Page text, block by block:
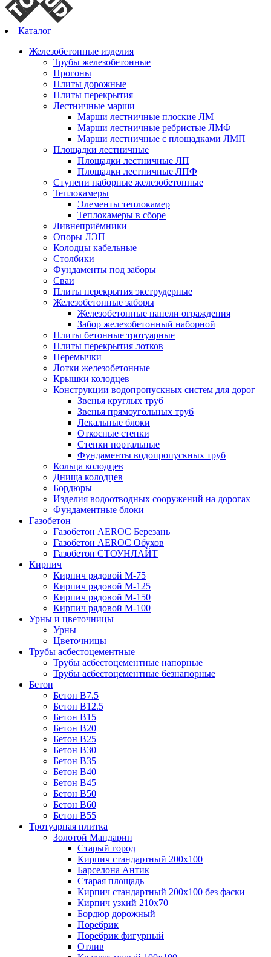
Каталог
Железобетонные изделия
Трубы железобетонные
Прогоны
Плиты дорожные
Плиты перекрытия
Лестничные марши
Марши лестничные плоские ЛМ
Марши лестничные ребристые ЛМФ
Марши лестничные с площадками ЛМП
Площадки лестничные
Площадки лестничные ЛП
Площадки лестничные ЛПФ
Ступени наборные железобетонные
Теплокамеры
Элементы теплокамер
Теплокамеры в сборе
Ливнеприёмники
Опоры ЛЭП
Колодцы кабельные
Столбики
Фундаменты под заборы
Сваи
Плиты перекрытия экструдерные
Железобетонные заборы
Железобетонные панели ограждения
Забор железобетонный наборной
Плиты бетонные тротуарные
Плиты перекрытия лотков
Перемычки
Лотки железобетонные
Крышки колодцев
Конструкции водопропускных систем для дорог
Звенья круглых труб
Звенья прямоугольных труб
Лекальные блоки
Откосные стенки
Стенки портальные
Фундаменты водопропускных труб
Кольца колодцев
Днища колодцев
Бордюры
Изделия водоотводных сооружений на дорогах
Фундаментные блоки
Газобетон
Газобетон АEROC Березань
Газобетон АEROC Обухов
Газобетон СТОУНЛАЙТ
Кирпич
Кирпич рядовой М-75
Кирпич рядовой М-125
Кирпич рядовой М-150
Кирпич рядовой М-100
Урны и цветочницы
Урны
Цветочницы
Трубы асбестоцементные
Трубы асбестоцементные напорные
Трубы асбестоцементные безнапорные
Бетон
Бетон B7.5
Бетон B12.5
Бетон B15
Бетон B20
Бетон B25
Бетон B30
Бетон B35
Бетон B40
Бетон B45
Бетон B50
Бетон B60
Бетон B55
Тротуарная плитка
Золотой Мандарин
Старый город
Кирпич стандартный 200х100
Барселона Антик
Старая площадь
Кирпич стандартный 200х100 без фаски
Кирпич узкий 210х70
Бордюр дорожный
Поребрик
Поребрик фигурный
Отлив